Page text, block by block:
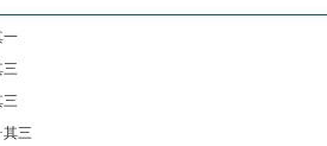
一
三
三
其三